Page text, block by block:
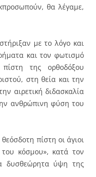
θα λέγαμε,
με το λόγο και
και τον φωτισμό
της ορθοδόξου
στη θεία και την
αιρετική διδασκαλία
ανθρώπινη φύση του
πίστη οι άγιοι
κόσμου», κατά τον
δυσθεώρητα ύψη της